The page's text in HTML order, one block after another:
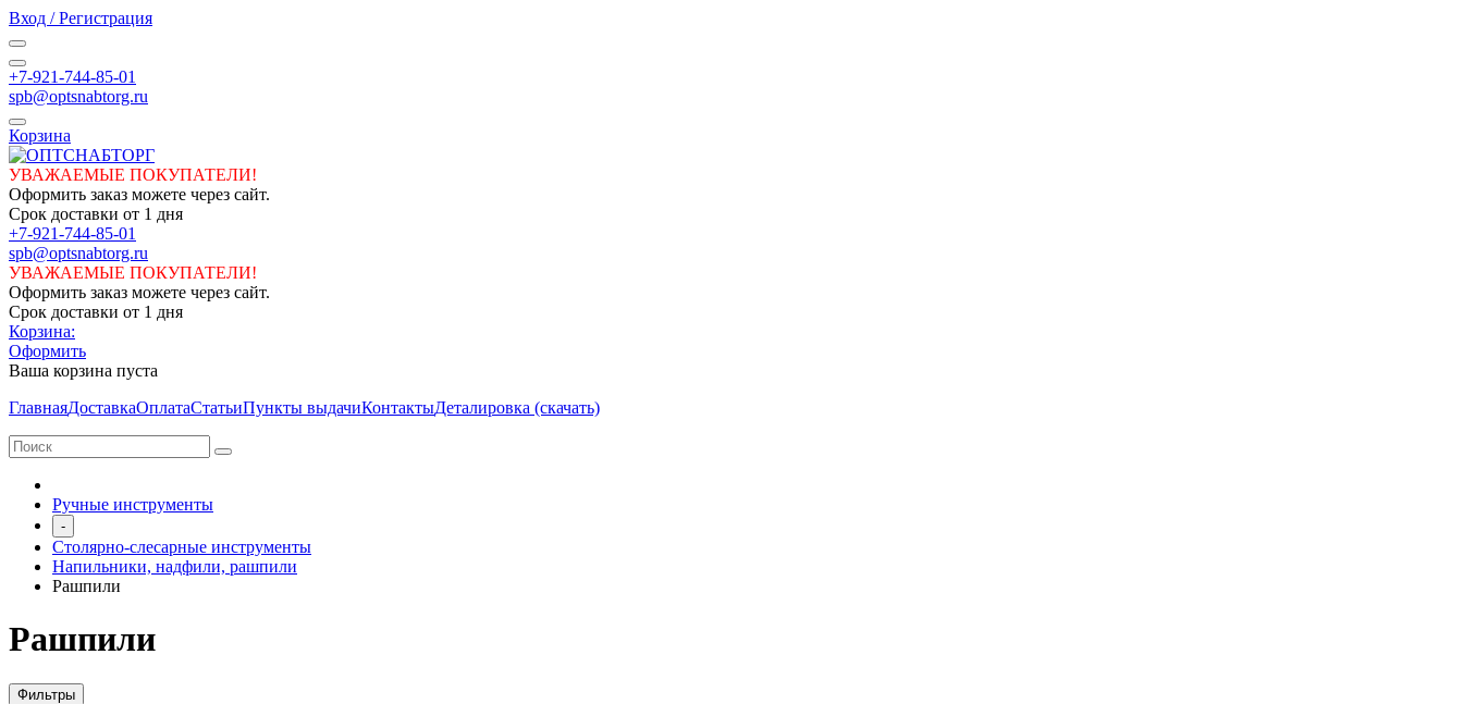
Вход / Регистрация
+7-921-744-85-01
spb@optsnabtorg.ru
Корзина
УВАЖАЕМЫЕ ПОКУПАТЕЛИ!
Оформить заказ можете через сайт.
Срок доставки от 1 дня
+7-921-744-85-01
spb@optsnabtorg.ru
УВАЖАЕМЫЕ ПОКУПАТЕЛИ!
Оформить заказ можете через сайт.
Срок доставки от 1 дня
Корзина:
Оформить
Ваша корзина пуста
ГлавнаяДоставкаОплатаСтатьиПункты выдачиКонтактыДеталировка (скачать)
Ручные инструменты
-
Столярно-слесарные инструменты
Напильники, надфили, рашпили
Рашпили
Рашпили
Фильтры